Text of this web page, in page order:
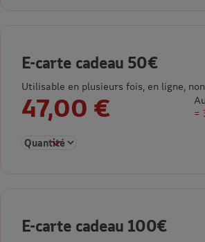
E-carte cadeau 50€
Utilisable en plusieurs fois, en ligne,
47,00 €
=
Sélectionner la quantité pour E-carte
E-carte cadeau 100€